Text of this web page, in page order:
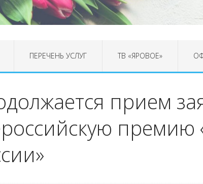
ПЕРЕЧЕНЬ УСЛУГ ТВ «ЯРОВОЕ»
прием
премию